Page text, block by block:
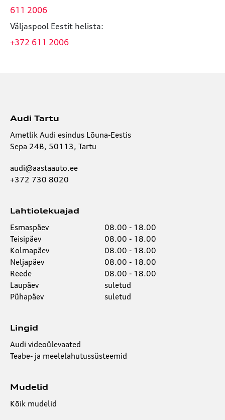
611 2006
Väljaspool Eestit helista:
+372 611 2006
Audi Tartu
Ametlik Audi esindus Lõuna-Eestis
Sepa 24B, 50113, Tartu
audi@aastaauto.ee
+372 730 8020
Lahtiolekuajad
Esmaspäev
08.00 - 18.00
Teisipäev
08.00 - 18.00
Kolmapäev
08.00 - 18.00
Neljapäev
08.00 - 18.00
Reede
08.00 - 18.00
Laupäev
suletud
Pühapäev
suletud
Lingid
Audi videoülevaated
Teabe- ja meelelahutussüsteemid
Mudelid
Kõik mudelid